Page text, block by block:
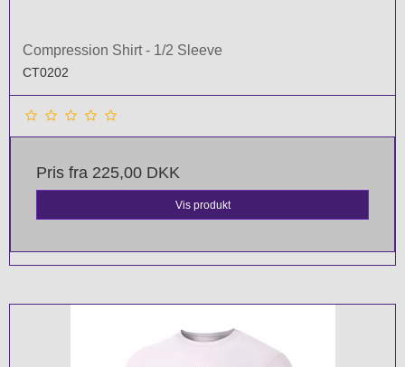
Compression Shirt - 1/2 Sleeve
CT0202
Pris fra 225,00 DKK
Vis produkt